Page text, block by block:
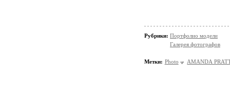
Рубрики: Портфолио модели
Галерея фотографов
Метки: Photo AMANDA